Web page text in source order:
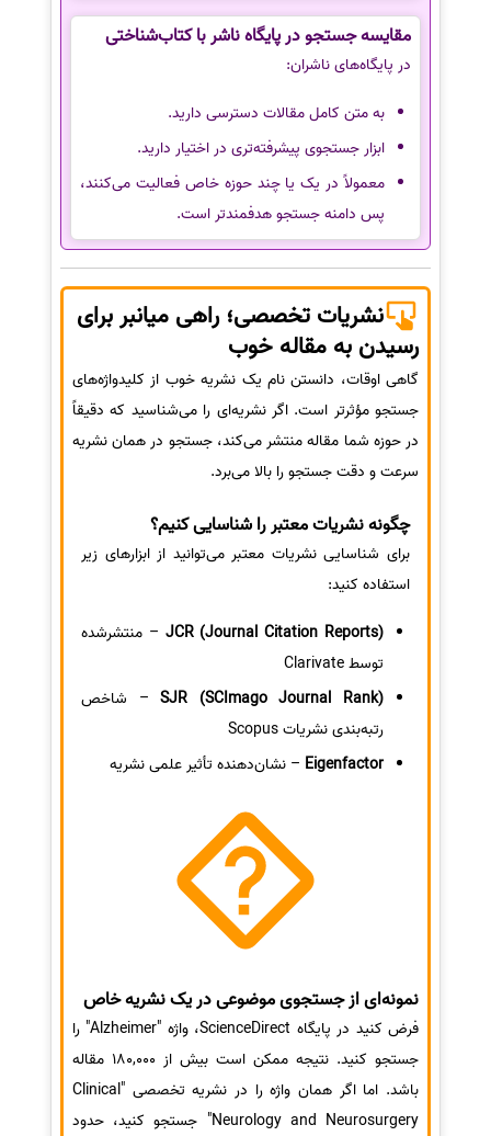
مقایسه جستجو در پایگاه ناشر با کتاب‌شناختی
در پایگاه‌های ناشران:
به متن کامل مقالات دسترسی دارید.
ابزار جستجوی پیشرفته‌تری در اختیار دارید.
معمولاً در یک یا چند حوزه خاص فعالیت می‌کنند،
پس دامنه جستجو هدفمندتر است.
نشریات تخصصی؛ راهی میانبر برای
رسیدن به مقاله خوب
گاهی اوقات، دانستن نام یک نشریه خوب از کلیدواژه‌های
جستجو مؤثرتر است. اگر نشریه‌ای را می‌شناسید که دقیقاً
در حوزه شما مقاله منتشر می‌کند، جستجو در همان نشریه
سرعت و دقت جستجو را بالا می‌برد.
چگونه نشریات معتبر را شناسایی کنیم؟
برای شناسایی نشریات معتبر می‌توانید از ابزارهای زیر
استفاده کنید:
JCR (Journal Citation Reports) – منتشرشده
توسط Clarivate
SJR (SCImago Journal Rank)– شاخص
رتبه‌بندی نشریات Scopus
Eigenfactor – نشان‌دهنده تأثیر علمی نشریه
نمونه‌ای از جستجوی موضوعی در یک نشریه خاص
فرض کنید در پایگاه ScienceDirect، واژه "Alzheimer" را
جستجو کنید. نتیجه ممکن است بیش از 180,000 مقاله
باشد. اما اگر همان واژه را در نشریه تخصصی "Clinical
Neurology and Neurosurgery" جستجو کنید، حدود